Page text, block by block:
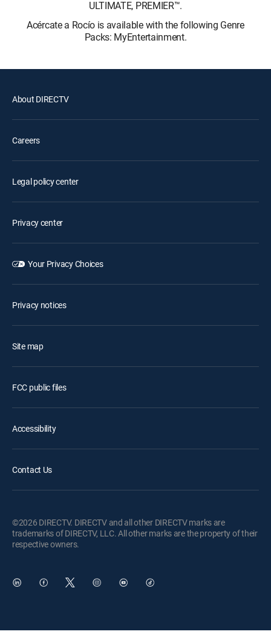
ULTIMATE, PREMIER™.
Acércate a Rocío is available with the following Genre
Packs: MyEntertainment.
About DIRECTV
Careers
Legal policy center
Privacy center
Your Privacy Choices
Privacy notices
Site map
FCC public files
Accessibility
Contact Us
©2026 DIRECTV. DIRECTV and all other DIRECTV marks are
trademarks of DIRECTV, LLC. All other marks are the property of their
respective owners.